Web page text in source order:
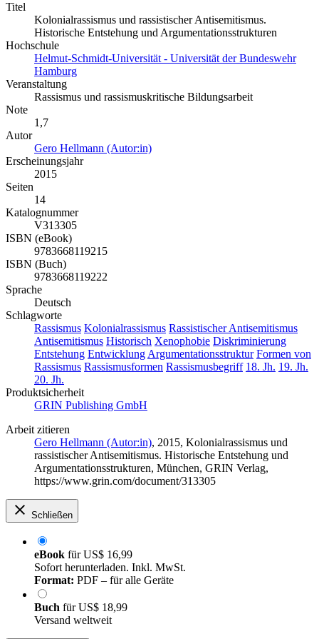
Titel
Kolonialrassismus und rassistischer Antisemitismus.
Historische Entstehung und Argumentationsstrukturen
Hochschule
Helmut-Schmidt-Universität - Universität der Bundeswehr
Hamburg
Veranstaltung
Rassismus und rassismuskritische Bildungsarbeit
Note
1,7
Autor
Gero Hellmann (Autor:in)
Erscheinungsjahr
2015
Seiten
14
Katalognummer
V313305
ISBN (eBook)
9783668119215
ISBN (Buch)
9783668119222
Sprache
Deutsch
Schlagworte
Rassismus Kolonialrassismus Rassistischer Antisemitismus
Antisemitismus Historisch Xenophobie Diskriminierung
Entstehung Entwicklung Argumentationsstruktur Formen von
Rassismus Rassismusformen Rassismusbegriff 18. Jh. 19. Jh.
20. Jh.
Produktsicherheit
GRIN Publishing GmbH
Arbeit zitieren
Gero Hellmann (Autor:in), 2015, Kolonialrassismus und
rassistischer Antisemitismus. Historische Entstehung und
Argumentationsstrukturen, München, GRIN Verlag,
https://www.grin.com/document/313305
Schließen
eBook fürUS$ 16,99
Sofort herunterladen. Inkl. MwSt.
Format: PDF – für alle Geräte
Buch fürUS$ 18,99
Versand weltweit